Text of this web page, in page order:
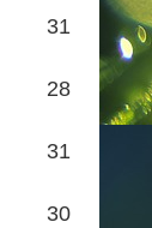
31
28
31
30